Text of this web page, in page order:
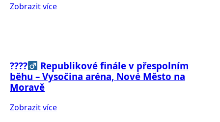
Zobrazit více
????‍
Republikové finále v přespolním
běhu – Vysočina aréna, Nové Město na
Moravě
Zobrazit více